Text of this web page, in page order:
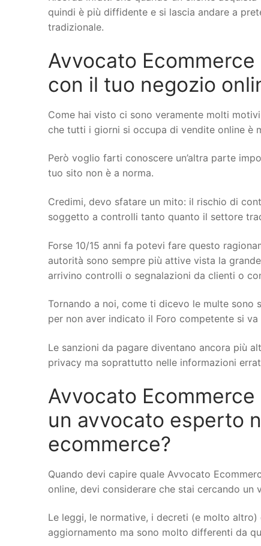
quindi è più diffidente e si lascia andare a
tradizionale.
Avvocato
con il tuo negozio
Come hai visto ci sono veramente molti
che tutti i giorni si occupa di vendite online è
Però voglio farti conoscere un’altra parte
tuo sito non è a norma.
Credimi, devo sfatare un mito: il rischio di
soggetto a controlli tanto quanto il settore
Forse 10/15 anni fa potevi fare questo
autorità sono sempre più attive vista la
arrivino controlli o segnalazioni da clienti o
Tornando a noi, come ti dicevo le multe sono
per non aver indicato il Foro competente si
Le sanzioni da pagare diventano ancora più
privacy ma soprattutto nelle informazioni
Avvocato
un avvocato esperto
ecommerce?
Quando devi capire quale Avvocato
online, devi considerare che stai cercando
Le leggi, le normative, i decreti (e molto
aggiornamento ma sono molto differenti da